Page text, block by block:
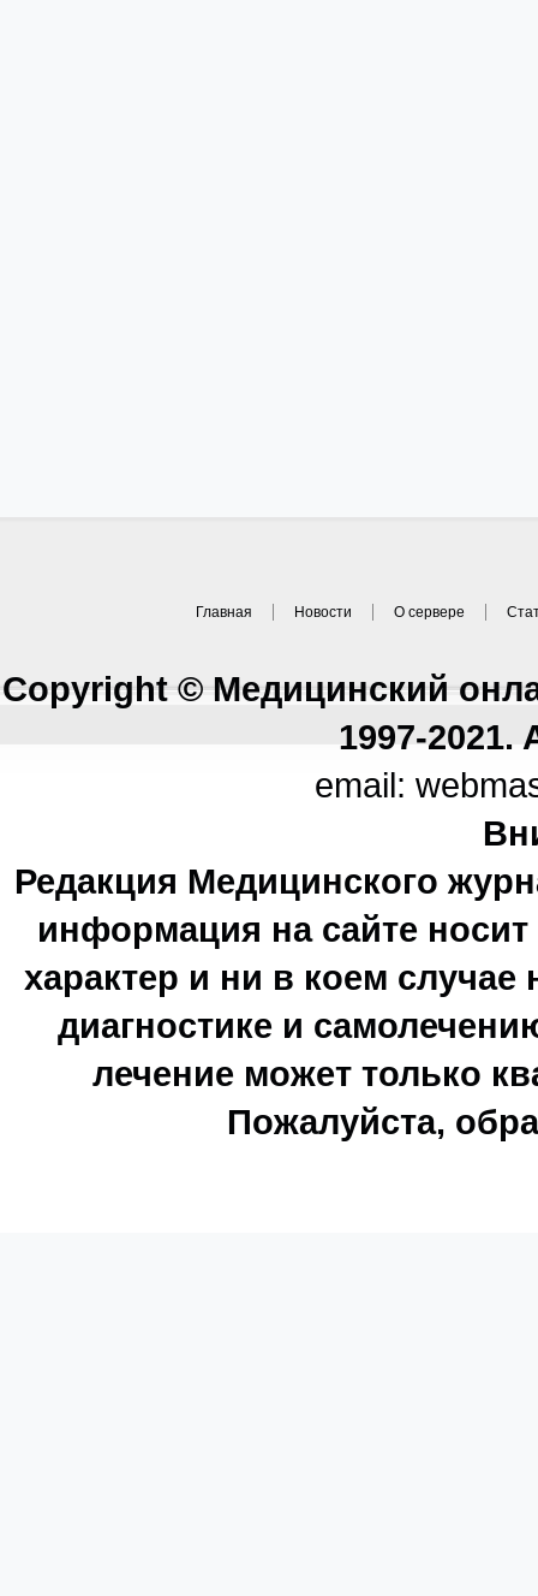
Главная Новости О сервере
Copyright © Медицинский
1997-2021.
email:
Редакция Медицинского
информация на сайте
характер и ни в коем
диагностике и
лечение может только
Пожалуйста,